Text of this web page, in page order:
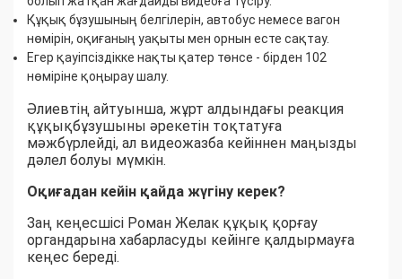
Құқық бұзушының белгілерін, автобус немесе вагон
нөмірін, оқиғаның уақыты мен орнын есте сақтау.
Егер қауіпсіздікке нақты қатер төнсе - бірден 102
нөміріне қоңырау шалу.
Әлиевтің айтуынша, жұрт алдындағы реакция
құқықбұзушыны әрекетін тоқтатуға
мәжбүрлейді, ал видеожазба кейіннен маңызды
дәлел болуы мүмкін.
Оқиғадан кейін қайда жүгіну керек?
Заң кеңесшісі Роман Желак құқық қорғау
органдарына хабарласуды кейінге қалдырмауға
кеңес береді.